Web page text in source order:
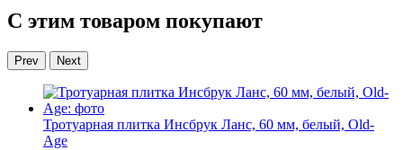
С этим товаром покупают
Prev Next
Тротуарная плитка Инсбрук Ланс, 60 мм, белый, Old-
Age